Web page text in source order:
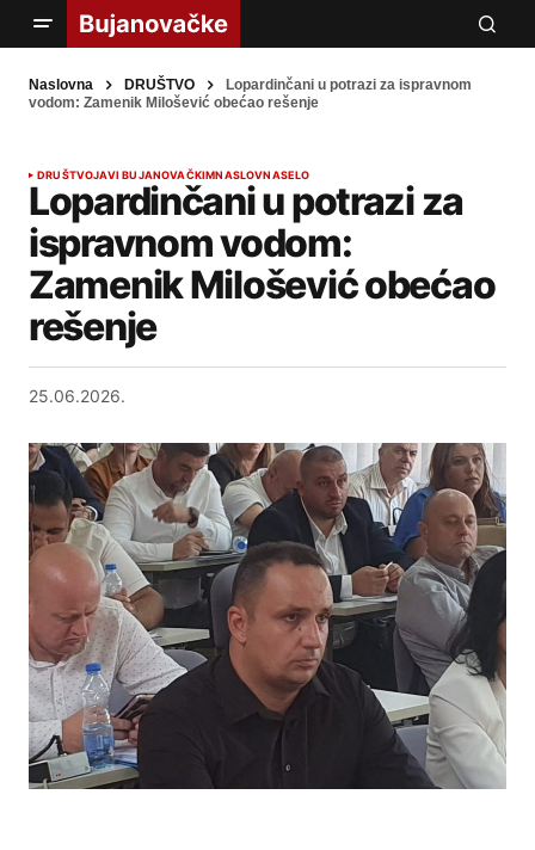
Naslovna DRUŠTVO
Lopardinčani u potrazi za ispravnom
vodom: Zamenik Milošević obećao rešenje
DRUŠTVOJAVI BUJANOVAČKIMNASLOVNASELO
Lopardinčani u potrazi za
ispravnom vodom:
Zamenik Milošević obećao
rešenje
25.06.2026.